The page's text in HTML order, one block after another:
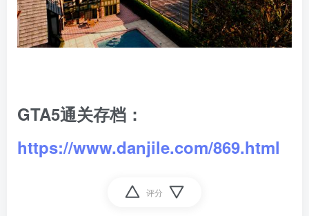
GTA5通关存档：
https://www.danjile.com/869.html
评分